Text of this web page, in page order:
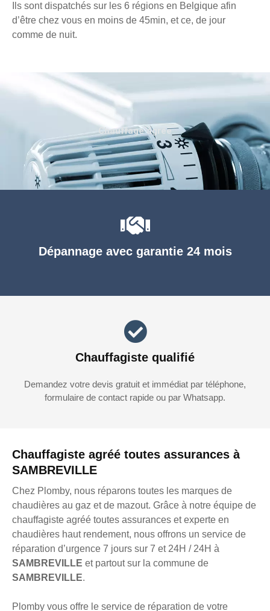
Ils sont dispatchés sur les 6 régions en Belgique afin
d’être chez vous en moins de 45min, et ce, de jour
comme de nuit.
Chauffagiste agréé toutes assurances à
SAMBREVILLE
Chez Plomby, nous réparons toutes les marques de
chaudières au gaz et de mazout. Grâce à notre équipe de
chauffagiste agréé toutes assurances et experte en
chaudières haut rendement, nous offrons un service de
réparation d’urgence 7 jours sur 7 et 24H / 24H à
SAMBREVILLE et partout sur la commune de
SAMBREVILLE.
Plomby vous offre le service de réparation de votre
Dépannage avec garantie 24 mois
Chauffagiste qualifié
Demandez votre devis gratuit et immédiat par téléphone,
formulaire de contact rapide ou par Whatsapp.
Chauffage agréé